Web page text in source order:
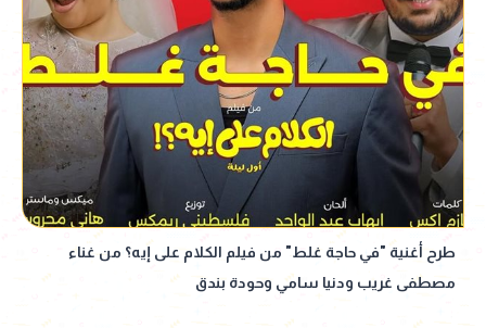
طرح أغنية "في حاجة غلط" من فيلم الكلام على إيه؟ من غناء
مصطفى غريب ودنيا سامي وحودة بندق